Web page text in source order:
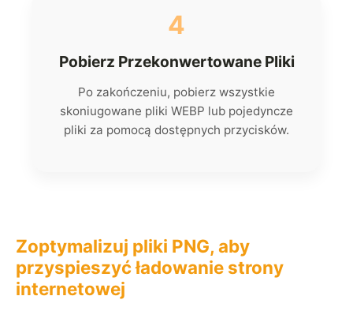
4
Pobierz Przekonwertowane Pliki
Po zakończeniu, pobierz wszystkie
skoniugowane pliki WEBP lub pojedyncze
pliki za pomocą dostępnych przycisków.
Zoptymalizuj pliki PNG, aby
przyspieszyć ładowanie strony
internetowej